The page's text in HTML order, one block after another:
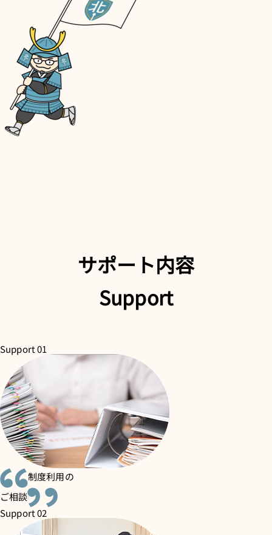
サポート内容
Support
Support 01
制度利用の
ご相談
Support 02